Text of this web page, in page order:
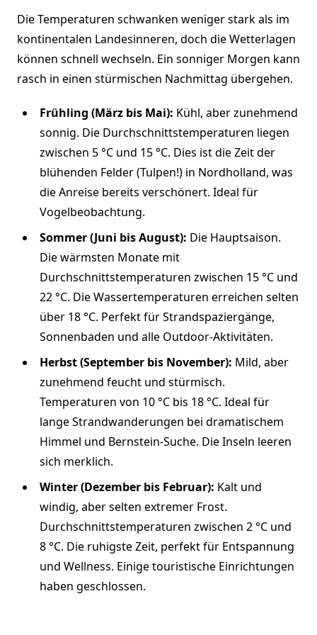
Die Temperaturen schwanken weniger stark als im
kontinentalen Landesinneren, doch die Wetterlagen
können schnell wechseln. Ein sonniger Morgen kann
rasch in einen stürmischen Nachmittag übergehen.
Frühling (März bis Mai): Kühl, aber zunehmend
sonnig. Die Durchschnittstemperaturen liegen
zwischen 5 °C und 15 °C. Dies ist die Zeit der
blühenden Felder (Tulpen!) in Nordholland, was
die Anreise bereits verschönert. Ideal für
Vogelbeobachtung.
Sommer (Juni bis August): Die Hauptsaison.
Die wärmsten Monate mit
Durchschnittstemperaturen zwischen 15 °C und
22 °C. Die Wassertemperaturen erreichen selten
über 18 °C. Perfekt für Strandspaziergänge,
Sonnenbaden und alle Outdoor-Aktivitäten.
Herbst (September bis November): Mild, aber
zunehmend feucht und stürmisch.
Temperaturen von 10 °C bis 18 °C. Ideal für
lange Strandwanderungen bei dramatischem
Himmel und Bernstein-Suche. Die Inseln leeren
sich merklich.
Winter (Dezember bis Februar): Kalt und
windig, aber selten extremer Frost.
Durchschnittstemperaturen zwischen 2 °C und
8 °C. Die ruhigste Zeit, perfekt für Entspannung
und Wellness. Einige touristische Einrichtungen
haben geschlossen.